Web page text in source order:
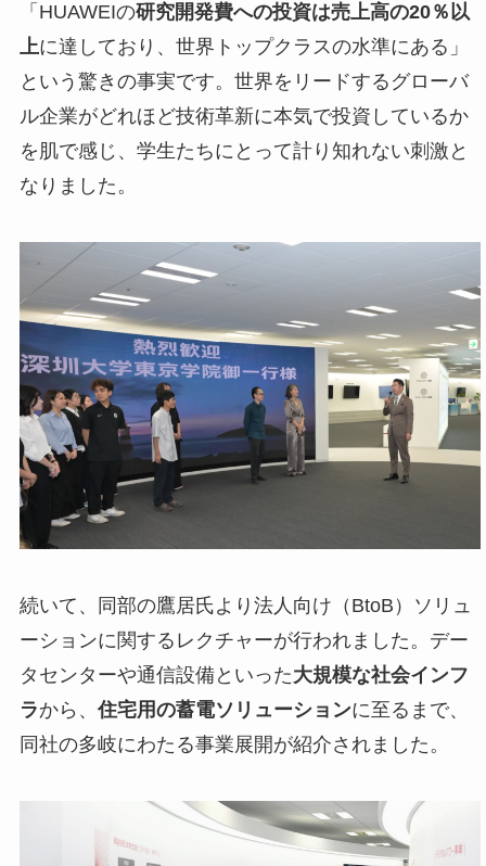
「HUAWEIの研究開発費への投資は売上高の20％以
上に達しており、世界トップクラスの水準にある」
という驚きの事実です。世界をリードするグローバ
ル企業がどれほど技術革新に本気で投資しているか
を肌で感じ、学生たちにとって計り知れない刺激と
なりました。
続いて、同部の鷹居氏より法人向け（BtoB）ソリュ
ーションに関するレクチャーが行われました。デー
タセンターや通信設備といった大規模な社会インフ
ラから、 住宅用の蓄電ソリューションに至るまで、
同社の多岐にわたる事業展開が紹介されました。